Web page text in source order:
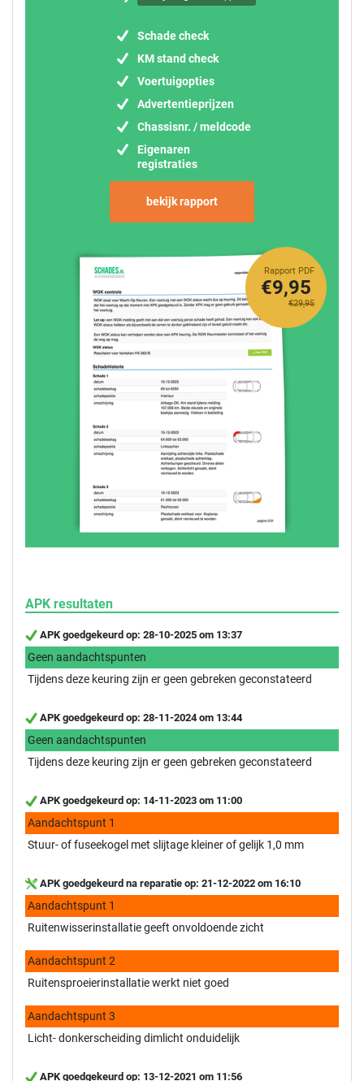
Schade check
KM stand check
Voertuigopties
Advertentieprijzen
Chassisnr. / meldcode
Eigenaren
registraties
bekijk rapport
Rapport PDF
€29,95
€9,95
APK resultaten
APK goedgekeurd op: 28-10-2025 om 13:37
Geen aandachtspunten
Tijdens deze keuring zijn er geen gebreken geconstateerd
APK goedgekeurd op: 28-11-2024 om 13:44
Geen aandachtspunten
Tijdens deze keuring zijn er geen gebreken geconstateerd
APK goedgekeurd op: 14-11-2023 om 11:00
Aandachtspunt 1
Stuur- of fuseekogel met slijtage kleiner of gelijk 1,0 mm
APK goedgekeurd na reparatie op: 21-12-2022 om 16:10
Aandachtspunt 1
Ruitenwisserinstallatie geeft onvoldoende zicht
Aandachtspunt 2
Ruitensproeierinstallatie werkt niet goed
Aandachtspunt 3
Licht- donkerscheiding dimlicht onduidelijk
APK goedgekeurd op: 13-12-2021 om 11:56